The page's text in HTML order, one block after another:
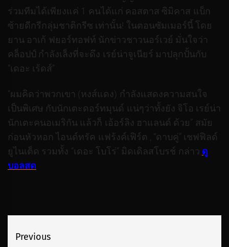
ร่วมทีมได้เพียงแค่ 1 คนได้แก่ คอสตาส ซิมิคาส แบ็ก
ซ้ายดีกรีกลุ่มชาติกรีซ เท่านั้น! ในตอนซัมเมอร์นี้ โดย
ยาน อาเก้ ฟยอร์ทอฟท์ นักข่าวชาวนอร์เวย์ มั่นใจว่า
คล็อปป์ กำลังเล็งที่จะดึง เรย์น่าจูเนียร์ มาปลุกปั้นกับ
“เดอะ เร้ดส์”
“ผมคิดว่าพวกเขา (หงส์แดง) กำลังแสดงความสนใจ
เป็นพิเศษ กับนักเตะดอร์ทมุนด์ แน่ๆว่าทั้งยัง จิโอ เรย์น่า
นักเตะคนอเมริกัน แล้วก็ เอ้อร์ลิง ฮาแลนด์ ด้วย” สมัย
ก่อนหัวหอก ไอนด์ทรัค แฟร้งค์เฟิร์ต , “ดาบคู่” เชฟฟิลด์
ยูไนเต็ด รวมทั้ง “เดอะ โบโร่” มิดเดิลสโบรช์ กล่าว ดู
บอลสด
เมนู
Previous